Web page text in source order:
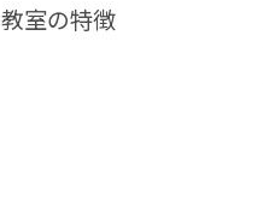
教室の特徴